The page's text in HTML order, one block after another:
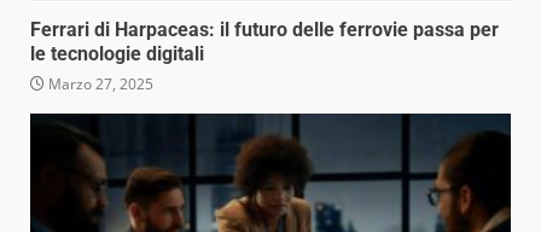
Ferrari di Harpaceas: il futuro delle ferrovie passa per
le tecnologie digitali
Marzo 27, 2025